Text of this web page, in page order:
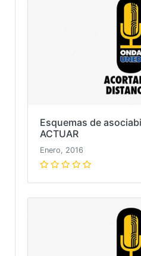
Esquemas de
ACTUAR
Enero, 2016